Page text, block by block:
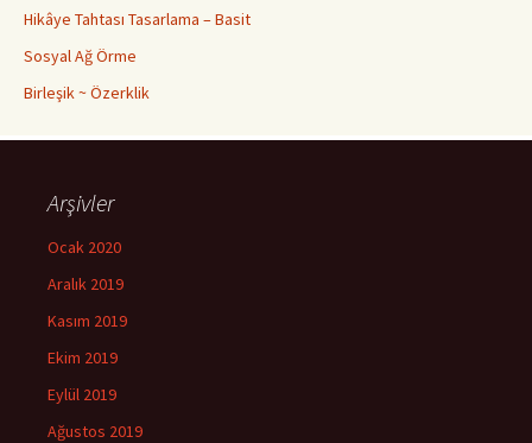
Hikâye Tahtası Tasarlama – Basit
Sosyal Ağ Örme
Birleşik ~ Özerklik
Arşivler
Ocak 2020
Aralık 2019
Kasım 2019
Ekim 2019
Eylül 2019
Ağustos 2019